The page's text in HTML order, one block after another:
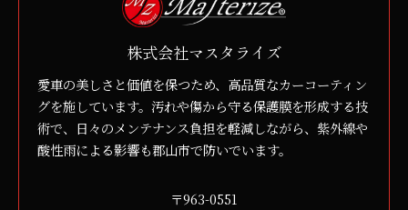
株式会社マスタライズ
愛車の美しさと価値を保つため、高品質なカーコーティン
グを施しています。汚れや傷から守る保護膜を形成する技
術で、日々のメンテナンス負担を軽減しながら、紫外線や
酸性雨による影響も郡山市で防いでいます。
〒963-0551